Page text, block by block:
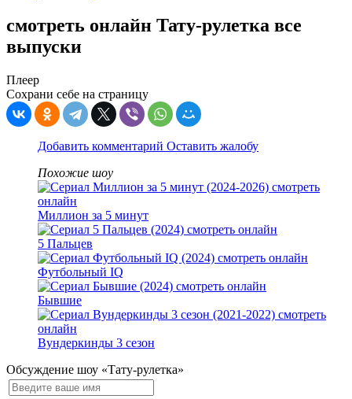
смотреть онлайн Тату-рулетка все
выпуски
Плеер
Сохрани себе на страницу
Добавить комментарий Оставить жалобу
Похожие шоу
Миллион за 5 минут
5 Пальцев
Футбольный IQ
Бывшие
Вундеркинды 3 сезон
Обсуждение шоу «Тату-рулетка»